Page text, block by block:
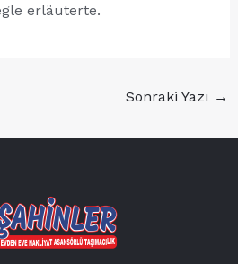
erläuterte.
Sonraki Yazı →